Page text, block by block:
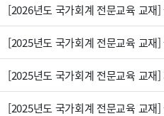
[2026년도 국가회계 전문교육 교재
[2025년도 국가회계 전문교육 교재
[2025년도 국가회계 전문교육 교재
[2025년도 국가회계 전문교육 교재]